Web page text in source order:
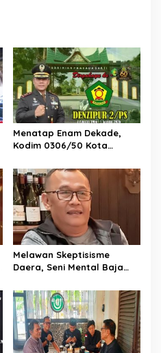
Menatap Enam Dekade,
Kodim 0306/50 Kota
Jadi Solusi Masyarakat
Melawan Skeptisisme
Daera, Seni Mental Baja
Menembus Dunia